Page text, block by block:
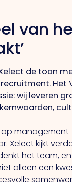
van
de toon
Het
wij leveren
kijkt
het team,
alleen een